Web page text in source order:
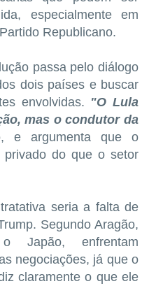
especialmente em
Republicano.
passa pelo diálogo
dois países e buscar
envolvidas. "O Lula
mas o condutor da
e argumenta que o
do que o setor
seria a falta de
Segundo Aragão,
Japão, enfrentam
negociações, já que o
claramente o que ele